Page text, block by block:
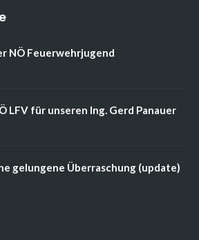
NÖ Feuerwehrjugend
LFV für unseren Ing. Gerd Panauer
gelungene Überraschung (update)